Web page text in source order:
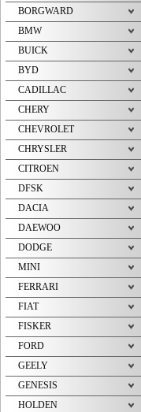
BORGWARD
BMW
BUICK
BYD
CADILLAC
CHERY
CHEVROLET
CHRYSLER
CITROEN
DFSK
DACIA
DAEWOO
DODGE
MINI
FERRARI
FIAT
FISKER
FORD
GEELY
GENESIS
HOLDEN